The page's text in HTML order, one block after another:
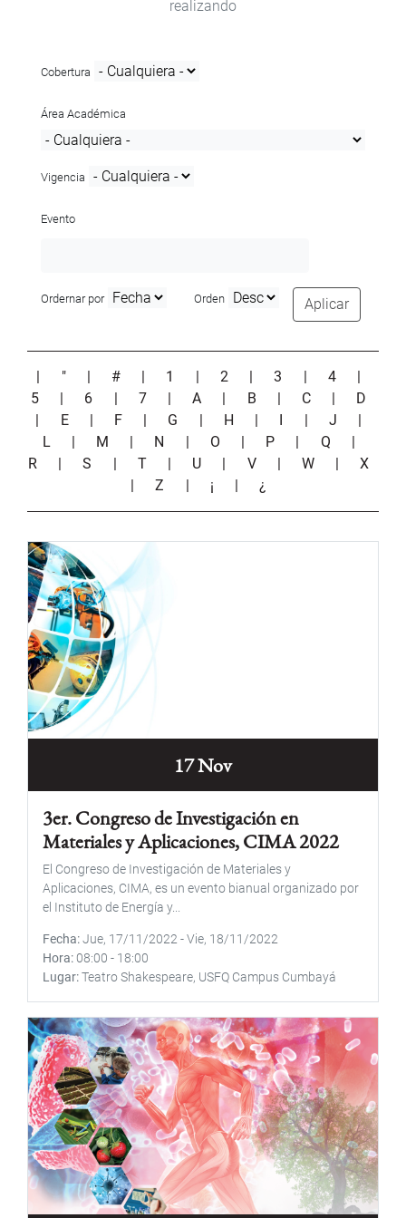
realizando
Cobertura
Área Académica
Vigencia
Evento
Ordernar por Orden Aplicar
| " | # | 1 | 2 |3 | 4
|
5
| 6 | 7 |A | B | C | D
| E | F | G | H | I | J
|
L
| M | N | O | P | Q
|
R
|S | T | U | V |W |X
|Z | ¡ |¿
17 Nov
3er. Congreso de Investigación en
Materiales y Aplicaciones, CIMA 2022
El Congreso de Investigación de Materiales y
Aplicaciones, CIMA, es un evento bianual organizado por
el Instituto de Energía y...
Fecha Jue, 17/11/2022-Vie, 18/11/2022
Hora 08:00 - 18:00
Lugar Teatro Shakespeare, USFQ Campus Cumbayá